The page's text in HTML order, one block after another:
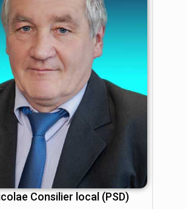
Consilier local (PSD)